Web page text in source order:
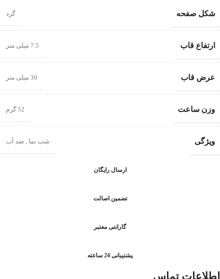
شکل صفحه گرد
ارتفاع قاب 7.5 میلی متر
عرض قاب 30 میلی متر
وزن ساعت 52 گرم
ویژگی شب‌ نما , ضد آب
ارسال رایگان
تضمین اصالت
گارانتی معتبر
پشتیبانی 24 ساعته
اطلاعات تماس